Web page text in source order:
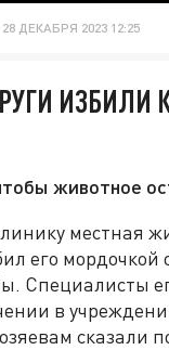
28 ДЕКАБРЯ 2023 12:25
животное
местная
его
Специалисты
в
сказали